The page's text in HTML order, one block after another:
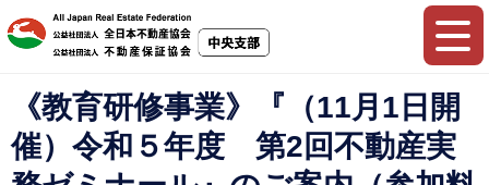
《教育研修事業》『（11月1日開
催）令和５年度 第2回不動産実